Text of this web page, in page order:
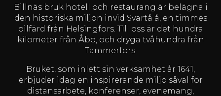
Billnäs bruk hotell och restaurang är belägna i
den historiska miljön invid Svartå å, en timmes
bilfärd från Helsingfors. Till oss är det hundra
kilometer från Åbo, och dryga tvåhundra från
Tammerfors.
Bruket, som inlett sin verksamhet år 1641,
erbjuder idag en inspirerande miljö såväl för
distansarbete, konferenser, evenemang,